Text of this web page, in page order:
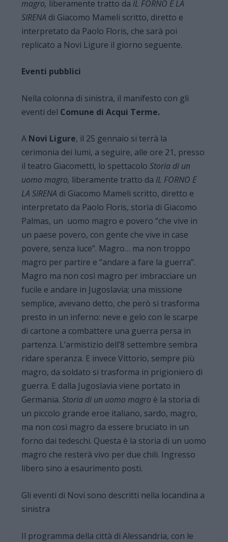
magro, liberamente tratto da IL FORNO E LA
SIRENA di Giacomo Mameli scritto, diretto e
interpretato da Paolo Floris, che sarà poi
replicato a Novi Ligure il giorno seguente.
Eventi pubblici
Nella colonna di sinistra, il manifesto con gli
eventi del Comune di Acqui Terme.
A Novi Ligure, il 25 gennaio si terrà la
cerimonia dei lumi, a seguire, alle ore 21, presso
il teatro Giacometti, lo spettacoloStoria di un
uomo magro, liberamente tratto da IL FORNO E
LA SIRENA di Giacomo Mameli scritto, diretto e
interpretato da Paolo Floris, storia di Giacomo
Palmas, un uomo magro e povero “che vive in
un paese povero, con gente che vive in case
povere, senza luce”. Magro… ma non troppo
magro per partire e “andare a fare la guerra”.
Magro ma non così magro per imbracciare un
fucile e andare in Jugoslavia; una missione
semplice, avevano detto, che però si trasforma
presto in un inferno: neve e gelo con le scarpe
di cartone a combattere una guerra persa in
partenza. L’armistizio dell’8 settembre sembra
ridare speranza. E invece Vittorio, sempre più
magro, da soldato si trasforma in prigioniero di
guerra. E dalla Jugoslavia viene portato in
Germania.Storia di un uomo magro è la storia di
un piccolo grande eroe italiano, sardo, magro,
ma non così magro da essere bruciato in un
forno dai tedeschi. Questa è la storia di un uomo
magro che resterà vivo per due chili. Ingresso
libero sino a esaurimento posti.
Gli eventi di Novi sono descritti nella locandina a
sinistra
Il programma della città di Alessandria, con le